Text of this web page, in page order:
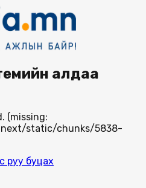
алдаа
(missing:
static/chunks/5838-
руу буцах